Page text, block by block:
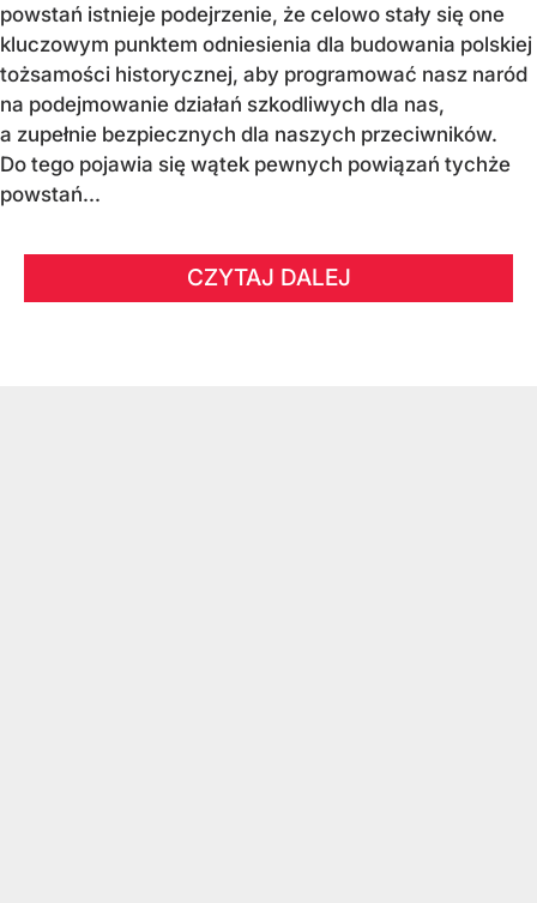
powstań istnieje podejrzenie, że celowo stały się one
kluczowym punktem odniesienia dla budowania polskiej
tożsamości historycznej, aby programować nasz naród
na podejmowanie działań szkodliwych dla nas,
a zupełnie bezpiecznych dla naszych przeciwników.
Do tego pojawia się wątek pewnych powiązań tychże
powstań...
CZYTAJ DALEJ